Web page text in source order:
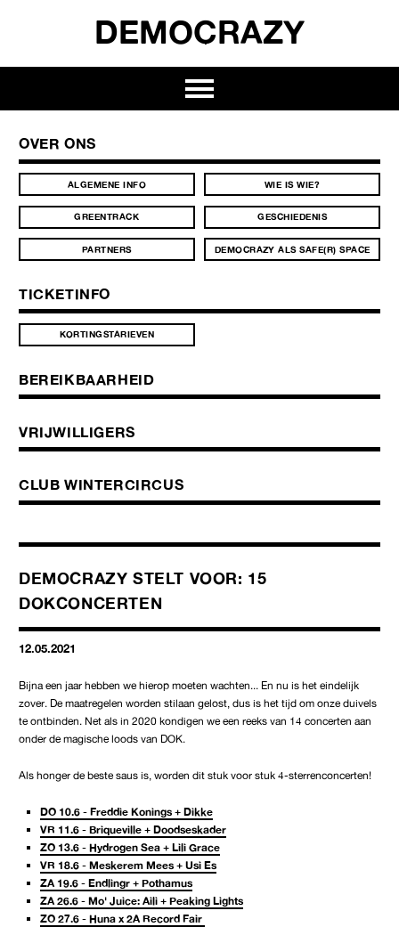
DEMOCRAZY
DEMOCRAZY STELT VOOR: 15
DOKCONCERTEN
12.05.2021
Bijna een jaar hebben we hierop moeten wachten... En nu is het eindelijk
zover. De maatregelen worden stilaan gelost, dus is het tijd om onze duivels
te ontbinden. Net als in 2020 kondigen we een reeks van 14 concerten aan
onder de magische loods van DOK.
Als honger de beste saus is, worden dit stuk voor stuk 4-sterrenconcerten!
DO 10.6 - Freddie Konings + Dikke
VR 11.6 - Briqueville + Doodseskader
ZO 13.6 - Hydrogen Sea + Lili Grace
VR 18.6 - Meskerem Mees + Usi Es
ZA 19.6 - Endlingr + Pothamus
ZA 26.6 - Mo' Juice: Aili + Peaking Lights
ZO 27.6 - Huna x 2A Record Fair
OVER ONS
ALGEMENE INFO WIE IS WIE?
GREENTRACK GESCHIEDENIS
PARTNERS DEMOCRAZY ALS SAFE(R) SPACE
TICKETINFO
KORTINGSTARIEVEN
BEREIKBAARHEID
VRIJWILLIGERS
CLUB WINTERCIRCUS